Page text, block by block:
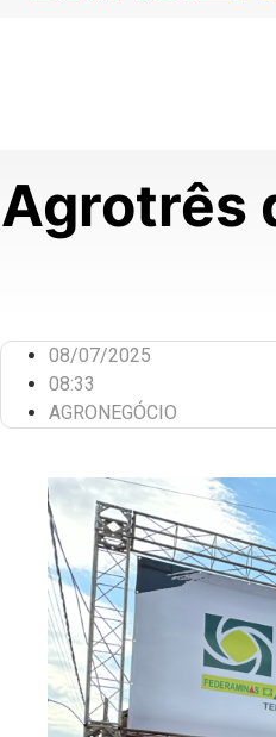
Agrotrês
08/07/2025
08:33
AGRONEGÓCIO